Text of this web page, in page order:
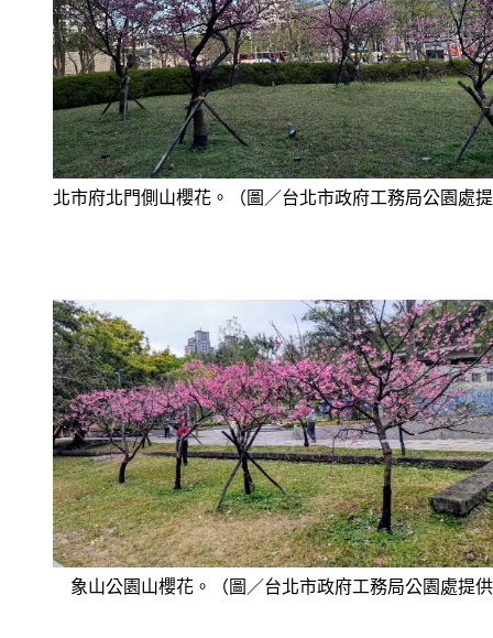
北市府北門側山櫻花。（圖／台北市政府工務局公園處
象山公園山櫻花。（圖／台北市政府工務局公園處提